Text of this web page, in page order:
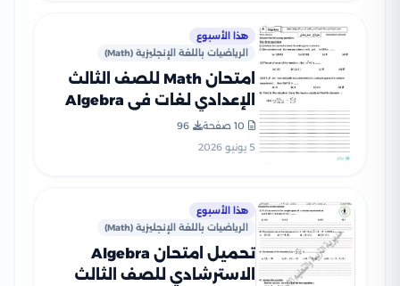
هذا الأسبوع
الرياضيات باللغة الإنجليزية (Math)
امتحان Math للصف الثالث
الإعدادي لغات في Algebra
ترم ثاني 2026
10 صفحة
96
5 يونيو 2026
هذا الأسبوع
الرياضيات باللغة الإنجليزية (Math)
تحميل امتحان Algebra
الاسترشادي للصف الثالث